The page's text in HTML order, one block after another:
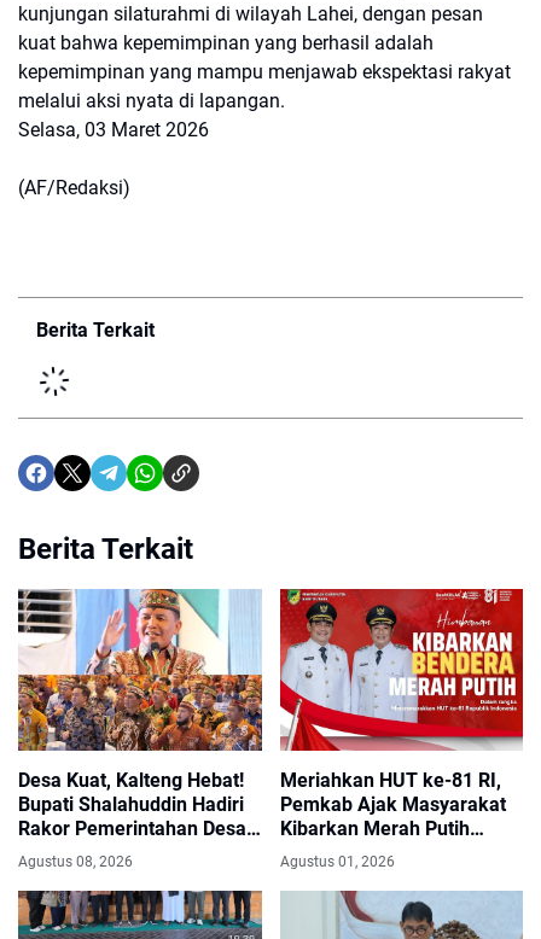
kunjungan silaturahmi di wilayah Lahei, dengan pesan
kuat bahwa kepemimpinan yang berhasil adalah
kepemimpinan yang mampu menjawab ekspektasi rakyat
melalui aksi nyata di lapangan.
Selasa, 03 Maret 2026
(AF/Redaksi)
Berita Terkait
Berita Terkait
Desa Kuat, Kalteng Hebat!
Bupati Shalahuddin Hadiri
Rakor Pemerintahan Desa
dan Kelurahan se-Kalteng
2026
Agustus 08, 2026
Meriahkan HUT ke-81 RI,
Pemkab Ajak Masyarakat
Kibarkan Merah Putih
Sepanjang Agustus
Agustus 01, 2026